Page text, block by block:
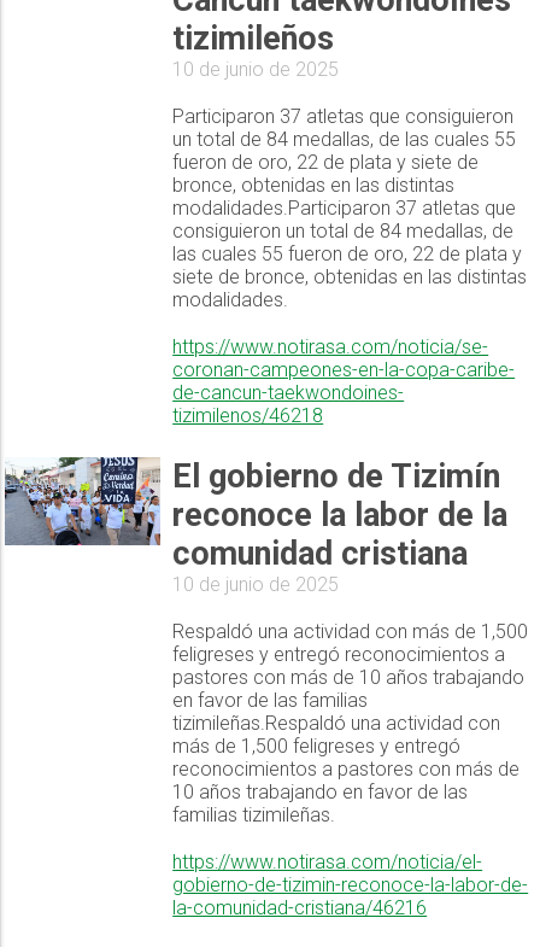
tizimileños
10 de junio de 2025
Participaron 37 atletas que consiguieron
un total de 84 medallas, de las cuales 55
fueron de oro, 22 de plata y siete de
bronce, obtenidas en las distintas
modalidades.Participaron 37 atletas que
consiguieron un total de 84 medallas, de
las cuales 55 fueron de oro, 22 de plata y
siete de bronce, obtenidas en las distintas
modalidades.
https://www.notirasa.com/noticia/se-
coronan-campeones-en-la-copa-caribe-
de-cancun-taekwondoines-
tizimilenos/46218
El gobierno de Tizimín
reconoce la labor de la
comunidad cristiana
10 de junio de 2025
Respaldó una actividad con más de 1,500
feligreses y entregó reconocimientos a
pastores con más de 10 años trabajando
en favor de las familias
tizimileñas.Respaldó una actividad con
más de 1,500 feligreses y entregó
reconocimientos a pastores con más de
10 años trabajando en favor de las
familias tizimileñas.
https://www.notirasa.com/noticia/el-
gobierno-de-tizimin-reconoce-la-labor-de-
la-comunidad-cristiana/46216